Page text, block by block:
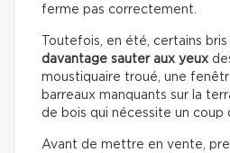
ferme pas correctement.
Toutefois, en été, certains
davantage sauter aux yeux
moustiquaire troué, une
barreaux manquants sur la
de bois qui nécessite un coup
Avant de mettre en vente,